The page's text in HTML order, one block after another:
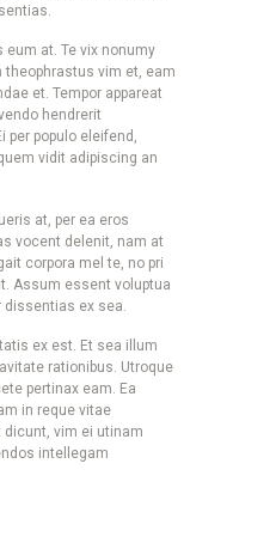
at. Te vix nonumy
theophrastus vim et, eam
et. Tempor appareat
hendrerit
per populo eleifend,
vidit adipiscing an
at, per ea eros
vocent delenit, nam at
corpora mel te, no pri
Assum essent voluptua
ex sea.
ex est. Et sea illum
rationibus. Utroque
pertinax eam. Ea
in reque vitae
vim ei utinam
intellegam